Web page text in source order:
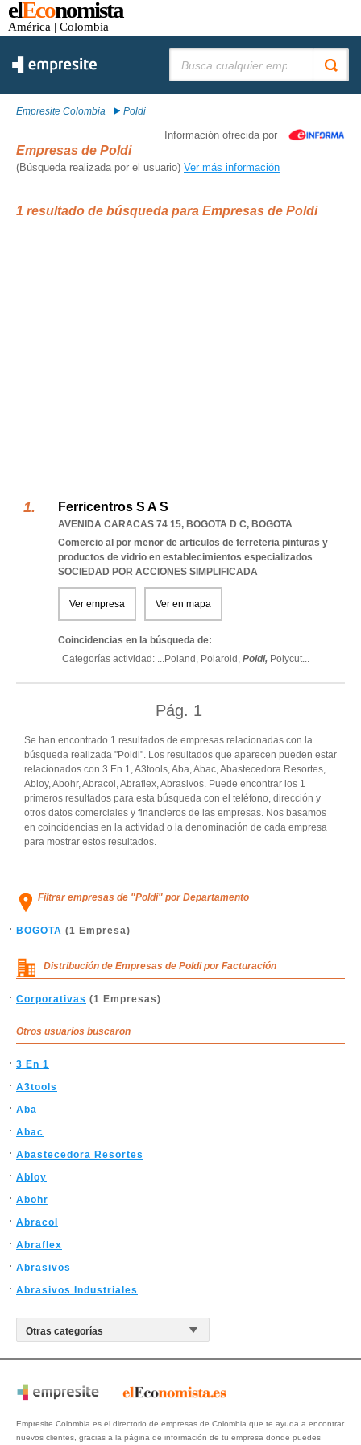
elEconomista
América | Colombia
Empresite Colombia Poldi
Información ofrecida por
Empresas de Poldi
(Búsqueda realizada por el usuario) Ver más información
1 resultado de búsqueda para Empresas de Poldi
Ferricentros S A S
AVENIDA CARACAS 74 15, BOGOTA D C, BOGOTA
Comercio al por menor de articulos de ferreteria pinturas y
productos de vidrio en establecimientos especializados
SOCIEDAD POR ACCIONES SIMPLIFICADA
Ver empresa Ver en mapa
Coincidencias en la búsqueda de:
Categorías actividad: ...Poland, Polaroid, Poldi, Polycut...
Pág. 1
Se han encontrado 1 resultados de empresas relacionadas con la
búsqueda realizada "Poldi". Los resultados que aparecen pueden estar
relacionados con 3 En 1, A3tools, Aba, Abac, Abastecedora Resortes,
Abloy, Abohr, Abracol, Abraflex, Abrasivos. Puede encontrar los 1
primeros resultados para esta búsqueda con el teléfono, dirección y
otros datos comerciales y financieros de las empresas. Nos basamos
en coincidencias en la actividad o la denominación de cada empresa
para mostrar estos resultados.
Filtrar empresas de "Poldi" por Departamento
BOGOTA (1 Empresa)
Distribución de Empresas de Poldi por Facturación
Corporativas (1 Empresas)
Otros usuarios buscaron
3 En 1
A3tools
Aba
Abac
Abastecedora Resortes
Abloy
Abohr
Abracol
Abraflex
Abrasivos
Abrasivos Industriales
Empresite Colombia es el directorio de empresas de Colombia que te ayuda a encontrar
nuevos clientes, gracias a la página de información de tu empresa donde puedes